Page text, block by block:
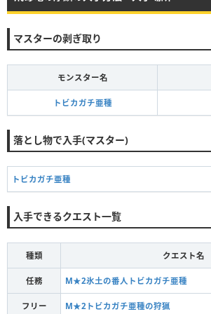
マスターの剥ぎ取り
モンスター名
トビカガチ亜種
落とし物で入手(マスター)
トビカガチ亜種
入手できるクエスト一覧
種類 クエスト名
任務 M★2氷土の番人トビカガチ亜種
フリー M★2トビカガチ亜種の狩猟